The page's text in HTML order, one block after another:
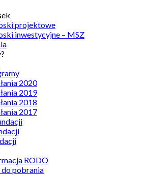
projektowe
inwestycyjne – MSZ
2020
2019
2018
2017
RODO
pobrania